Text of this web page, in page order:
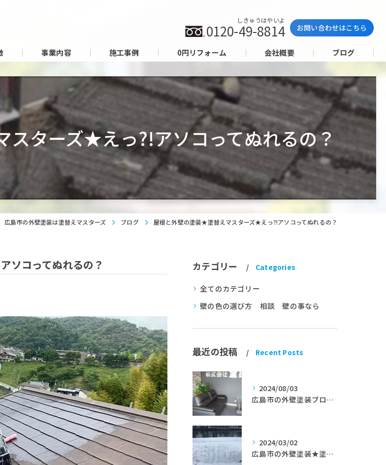
しきゅうはやいよ
0120-49-8814 お問い合わせはこちら
事業内容 施工事例 0円リフォーム 会社概要 ブログ
ターズ★えっ?!アソコってぬれるの？
広島市の外壁塗装は塗替えマスターズ ブログ 屋根と外壁の塗装★塗替えマスターズ★えっ?!アソコってぬれるの？
ソコってぬれるの？ カテゴリー Categories
全てのカテゴリー
壁の色の選び方 相談 壁の事なら
最近の投稿 Recent Posts
2024/08/03
広島市の外壁塗装ブログ★室田工業★塗替えマスターズ★外壁リフォーム
2024/03/02
広島市の外壁塗装★塗替えマスターズ★ブログ「初めて家を手入れするのに」